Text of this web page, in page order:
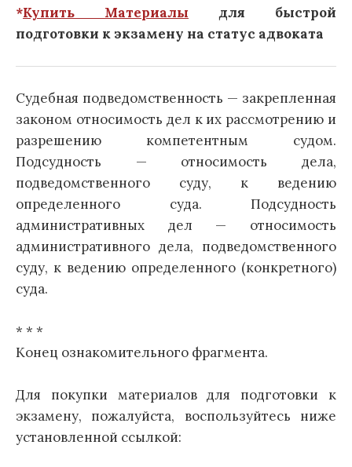
*Купить Материалы для быстрой
подготовки к экзамену на статус адвоката
Судебная подведомственность — закрепленная
законом относимость дел к их рассмотрению и
разрешению компетентным судом.
Подсудность — относимость дела,
подведомственного суду, к ведению
определенного суда. Подсудность
административных дел — относимость
административного дела, подведомственного
суду, к ведению определенного (конкретного)
суда.
* * *
Конец ознакомительного фрагмента.
Для покупки материалов для подготовки к
экзамену, пожалуйста, воспользуйтесь ниже
установленной ссылкой: